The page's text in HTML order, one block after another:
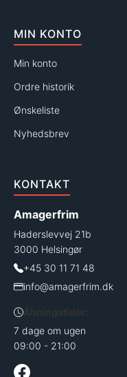
MIN KONTO
Min konto
Ordre historik
Ønskeliste
Nyhedsbrev
KONTAKT
Amagerfrim
Haderslevvej 21b
3000 Helsingør
+45 30 11 71 48
info@amagerfrim.dk
Åbningstider:
7 dage om ugen
09:00 - 21:00